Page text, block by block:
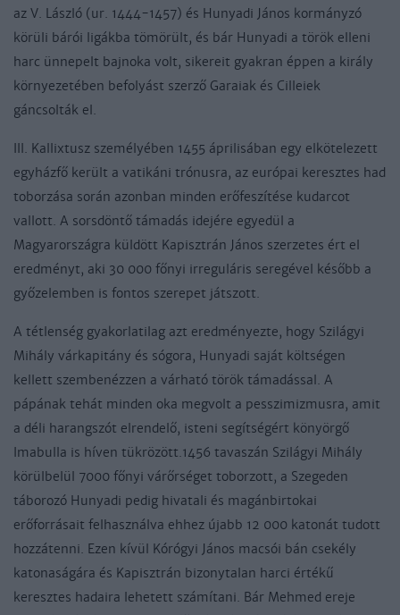
az V. László (ur. 1444-1457) és Hunyadi János kormányzó
körüli bárói ligákba tömörült, és bár Hunyadi a török elleni
harc ünnepelt bajnoka volt, sikereit gyakran éppen a király
környezetében befolyást szerző Garaiak és Cilleiek
gáncsolták el.
III. Kallixtusz személyében 1455 áprilisában egy elkötelezett
egyházfő került a vatikáni trónusra, az európai keresztes had
toborzása során azonban minden erőfeszítése kudarcot
vallott. A sorsdöntő támadás idejére egyedül a
Magyarországra küldött Kapisztrán János szerzetes ért el
eredményt, aki 30 000 főnyi irreguláris seregével később a
győzelemben is fontos szerepet játszott.
A tétlenség gyakorlatilag azt eredményezte, hogy Szilágyi
Mihály várkapitány és sógora, Hunyadi saját költségen
kellett szembenézzen a várható török támadással. A
pápának tehát minden oka megvolt a pesszimizmusra, amit
a déli harangszót elrendelő, isteni segítségért könyörgő
Imabulla is híven tükrözött.1456 tavaszán Szilágyi Mihály
körülbelül 7000 főnyi várőrséget toborzott, a Szegeden
táborozó Hunyadi pedig hivatali és magánbirtokai
erőforrásait felhasználva ehhez újabb 12 000 katonát tudott
hozzátenni. Ezen kívül Kórógyi János macsói bán csekély
katonaságára és Kapisztrán bizonytalan harci értékű
keresztes hadaira lehetett számítani. Bár Mehmed ereje